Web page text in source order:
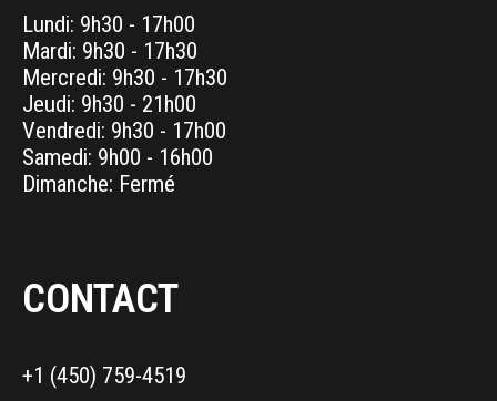
Lundi: 9h30 - 17h00
Mardi: 9h30 - 17h30
Mercredi: 9h30 - 17h30
Jeudi: 9h30 - 21h00
Vendredi: 9h30 - 17h00
Samedi: 9h00 - 16h00
Dimanche: Fermé
CONTACT
+1 (450) 759-4519